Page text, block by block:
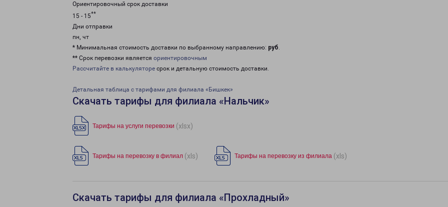
Ориентировочный срок доставки
15 - 15**
Дни отправки
пн, чт
* Минимальная стоимость доставки по выбранному направлению: руб.
** Срок перевозки является ориентировочным
Рассчитайте в калькуляторе срок и детальную стоимость доставки.
Детальная таблица с тарифами для филиала «Бишкек»
Скачать тарифы для филиала «Нальчик»
Тарифы на услуги перевозки (xlsx)
Тарифы на перевозку в филиал (xls) Тарифы на перевозку из филиала (xls)
Скачать тарифы для филиала «Прохладный»